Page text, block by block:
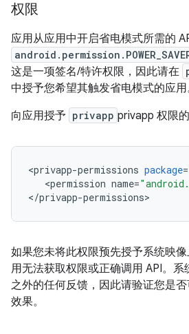
权限
应用从应用中开启省电模式所需的
这是一项签名/特许权限，因此请在
中授予您希望其触发省电模式的应用
向应用授予 privapp privapp 权限
<privapp-permissions package=
<permission name=
</privapp-permissions
如果您未将此权限预先授予系统映
用无法获取权限或正确调用 API。
之外的任何反馈，因此请验证您是
效果。